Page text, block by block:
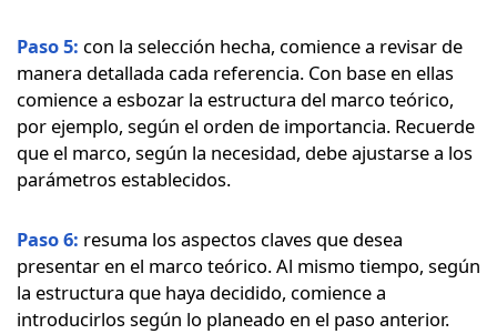
Paso 5: con la selección hecha, comience a revisar de
manera detallada cada referencia. Con base en ellas
comience a esbozar la estructura del marco teórico,
por ejemplo, según el orden de importancia. Recuerde
que el marco, según la necesidad, debe ajustarse a los
parámetros establecidos.
Paso 6: resuma los aspectos claves que desea
presentar en el marco teórico. Al mismo tiempo, según
la estructura que haya decidido, comience a
introducirlos según lo planeado en el paso anterior.